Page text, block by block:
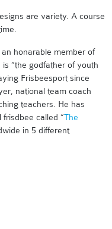
are variety. A course
honarable member of
”the godfather of youth
Frisbeesport since
national team coach
teachers. He has
called ”The
in 5 different